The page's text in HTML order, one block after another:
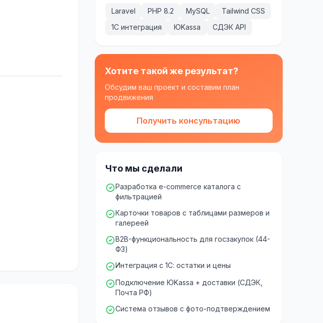
Laravel PHP 8.2 MySQL
Tailwind CSS
1С интеграция
ЮKassa СДЭК API
Хотите такой же результат?
Обсудим ваш проект и составим план
продвижения
Получить консультацию
Что мы сделали
Разработка e-commerce каталога с
фильтрацией
Карточки товаров с таблицами размеров и
галереей
B2B-функциональность для госзакупок (44-
ФЗ)
Интеграция с 1С: остатки и цены
Подключение ЮKassa + доставки (СДЭК,
Почта РФ)
Система отзывов с фото-подтверждением